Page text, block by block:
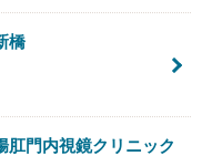
橋
肛門内視鏡クリニック